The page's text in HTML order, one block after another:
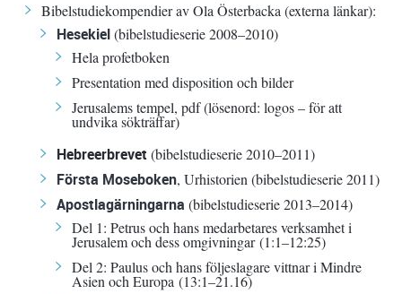
Bibelstudiekompendier av Ola Österbacka (externa länkar):
Hesekiel(bibelstudieserie 2008–2010)
Hela profetboken
Presentation med disposition och bilder
Jerusalems tempel, pdf (lösenord: logos – för att
undvika sökträffar)
Hebreerbrevet (bibelstudieserie 2010–2011)
Första Moseboken, Urhistorien(bibelstudieserie 2011)
Apostlagärningarna (bibelstudieserie 2013–2014)
Del 1: Petrus och hans medarbetares verksamhet i
Jerusalem och dess omgivningar(1:1–12:25)
Del 2: Paulus och hans följeslagare vittnar i Mindre
Asien och Europa (13:1–21.16)